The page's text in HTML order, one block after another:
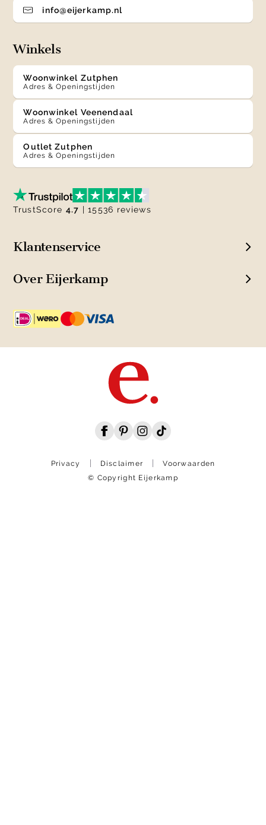
info@eijerkamp.nl
Winkels
Woonwinkel Zutphen
Adres & Openingstijden
Woonwinkel Veenendaal
Adres & Openingstijden
Outlet Zutphen
Adres & Openingstijden
Klantenservice
Over Eijerkamp
TrustScore 4.7 | 15536 reviews
Privacy Disclaimer
Voorwaarden
© Copyright Eijerkamp